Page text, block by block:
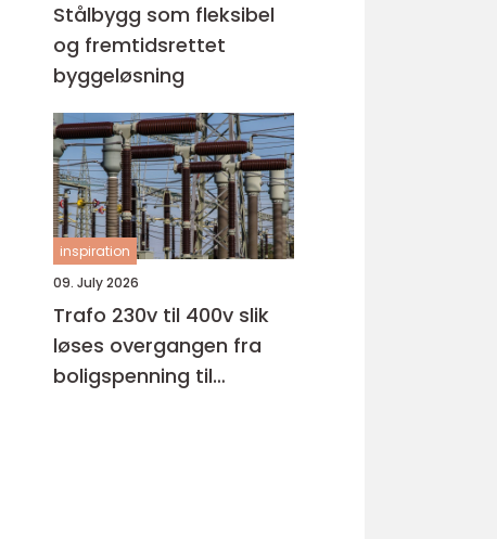
Stålbygg som fleksibel
og fremtidsrettet
byggeløsning
inspiration
09. July 2026
Trafo 230v til 400v slik
løses overgangen fra
boligspenning til